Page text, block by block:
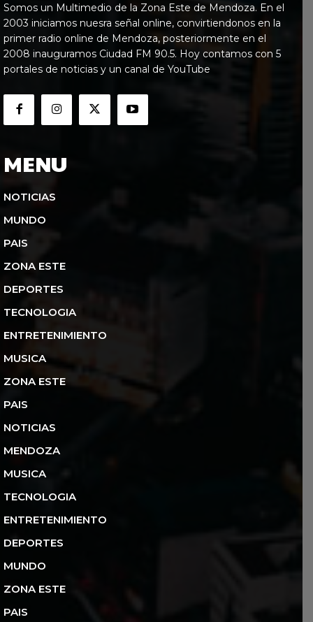
Somos un Multimedio de la Zona Este de Mendoza. En el
2003 iniciamos nuesra señal online, convirtiendonos en la
primer radio online de Mendoza, posteriormente en el
2008 inauguramos Ciudad FM 90.5. Hoy contamos con 5
portales de noticias y un canal de YouTube
MENU
NOTICIAS
MUNDO
PAIS
ZONA ESTE
DEPORTES
TECNOLOGIA
ENTRETENIMIENTO
MUSICA
ZONA ESTE
PAIS
NOTICIAS
MENDOZA
MUSICA
TECNOLOGIA
ENTRETENIMIENTO
DEPORTES
MUNDO
ZONA ESTE
PAIS